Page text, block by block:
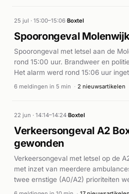
25 jul · 15:00–15:06·Boxtel
Spoorongeval
Spoorongeval met letsel aan de
rond 15:00 uur. Brandweer en
Het alarm werd rond 15:06 uur
6 meldingen in 5 min · 2 nieuwsartikelen
22 jun · 14:14–14:24·Boxtel
Verkeersongeval A2
gewonden
Verkeersongeval met letsel op de
met inzet van meerdere
twee ernstige (A0/A2) prioriteiten
een derde ambulance-eenheid